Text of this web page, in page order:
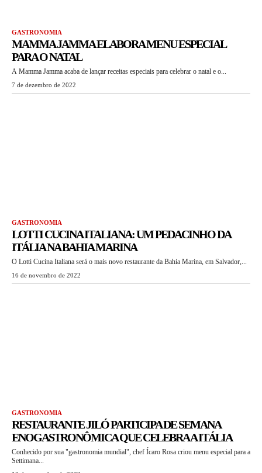
GASTRONOMIA
MAMMA JAMMA ELABORA MENU ESPECIAL
PARA O NATAL
A Mamma Jamma acaba de lançar receitas especiais para celebrar o natal e o...
7 de dezembro de 2022
GASTRONOMIA
LOTTI CUCINA ITALIANA: UM PEDACINHO DA
ITÁLIA NA BAHIA MARINA
O Lotti Cucina Italiana será o mais novo restaurante da Bahia Marina, em Salvador,...
16 de novembro de 2022
GASTRONOMIA
RESTAURANTE JILÓ PARTICIPA DE SEMANA
ENOGASTRONÔMICA QUE CELEBRA A ITÁLIA
Conhecido por sua "gastronomia mundial", chef Ícaro Rosa criou menu especial para a
Settimana...